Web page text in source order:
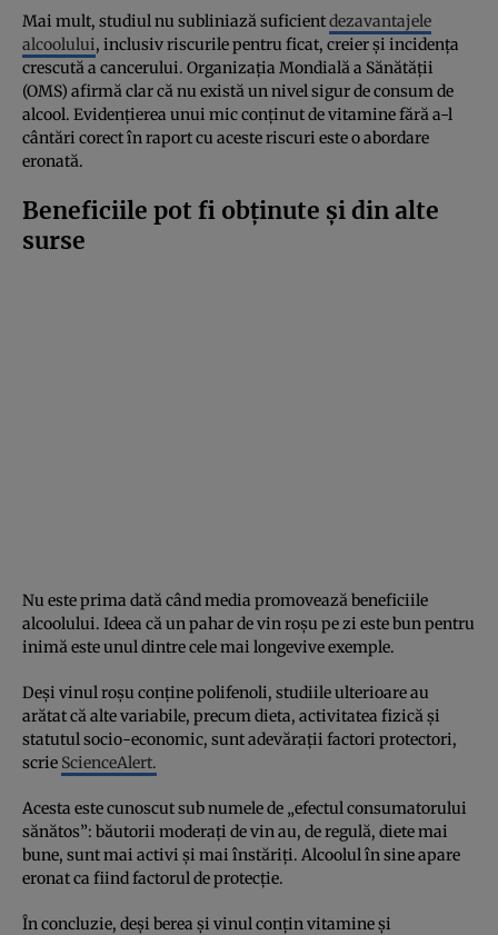
Mai mult, studiul nu subliniază suficientdezavantajele
alcoolului, inclusiv riscurile pentru ficat, creier și incidența
crescută a cancerului. Organizația Mondială a Sănătății
(OMS) afirmă clar că nu există un nivel sigur de consum de
alcool. Evidențierea unui mic conținut de vitamine fără a-l
cântări corect în raport cu aceste riscuri este o abordare
eronată.
Beneficiile pot fi obținute și din alte
surse
Nu este prima dată când media promovează beneficiile
alcoolului. Ideea că un pahar de vin roșu pe zi este bun pentru
inimă este unul dintre cele mai longevive exemple.
Deși vinul roșu conține polifenoli, studiile ulterioare au
arătat că alte variabile, precum dieta, activitatea fizică și
statutul socio-economic, sunt adevărații factori protectori,
scrie ScienceAlert.
Acesta este cunoscut sub numele de „efectul consumatorului
sănătos”: băutorii moderați de vin au, de regulă, diete mai
bune, sunt mai activi și mai înstăriți. Alcoolul în sine apare
eronat ca fiind factorul de protecție.
În concluzie, deși berea și vinul conțin vitamine și